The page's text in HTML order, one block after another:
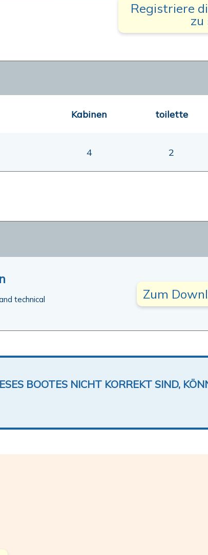
Registriere
zu
Kabinen toilette
4 2
technical
Zum
BOOTES NICHT KORREKT SIND,